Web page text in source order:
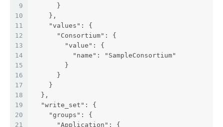
9
10
11
12
13
14
15
16
17
18
19
20
21
      }
    },
    "values": {
      "Consortium": {
        "value": {
          "name": "SampleConsortium"
        }
      }
    }
  },
  "write_set": {
    "groups": {
      "Application": {